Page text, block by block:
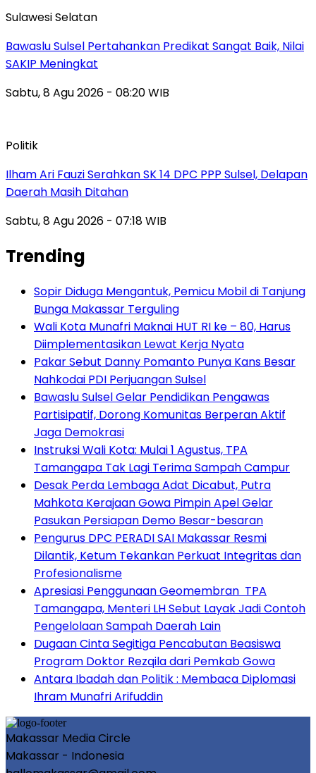
Sulawesi Selatan
Bawaslu Sulsel Pertahankan Predikat Sangat Baik, Nilai
SAKIP Meningkat
Sabtu, 8 Agu 2026 - 08:20 WIB
Politik
Ilham Ari Fauzi Serahkan SK 14 DPC PPP Sulsel, Delapan
Daerah Masih Ditahan
Sabtu, 8 Agu 2026 - 07:18 WIB
Trending
Sopir Diduga Mengantuk, Pemicu Mobil di Tanjung
Bunga Makassar Terguling
Wali Kota Munafri Maknai HUT RI ke – 80, Harus
Diimplementasikan Lewat Kerja Nyata
Pakar Sebut Danny Pomanto Punya Kans Besar
Nahkodai PDI Perjuangan Sulsel
Bawaslu Sulsel Gelar Pendidikan Pengawas
Partisipatif, Dorong Komunitas Berperan Aktif
Jaga Demokrasi
Instruksi Wali Kota: Mulai 1 Agustus, TPA
Tamangapa Tak Lagi Terima Sampah Campur
Desak Perda Lembaga Adat Dicabut, Putra
Mahkota Kerajaan Gowa Pimpin Apel Gelar
Pasukan Persiapan Demo Besar-besaran
Pengurus DPC PERADI SAI Makassar Resmi
Dilantik, Ketum Tekankan Perkuat Integritas dan
Profesionalisme
Apresiasi Penggunaan Geomembran TPA
Tamangapa, Menteri LH Sebut Layak Jadi Contoh
Pengelolaan Sampah Daerah Lain
Dugaan Cinta Segitiga Pencabutan Beasiswa
Program Doktor Rezqila dari Pemkab Gowa
Antara Ibadah dan Politik : Membaca Diplomasi
Ihram Munafri Arifuddin
Makassar Media Circle
Makassar - Indonesia